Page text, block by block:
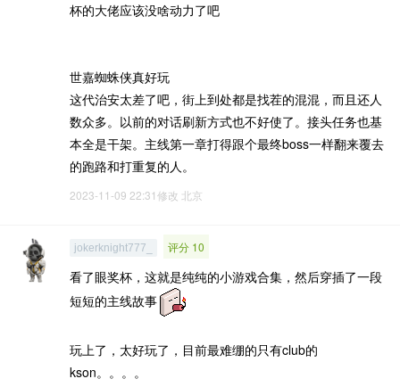
杯的大佬应该没啥动力了吧
世嘉蜘蛛侠真好玩
这代治安太差了吧，街上到处都是找茬的混混，而且还人
数众多。以前的对话刷新方式也不好使了。接头任务也基
本全是干架。主线第一章打得跟个最终boss一样翻来覆去
的跑路和打重复的人。
2023-11-09 22:31修改 北京
jokerknight777_ 评分 10
看了眼奖杯，这就是纯纯的小游戏合集，然后穿插了一段
短短的主线故事
玩上了，太好玩了，目前最难绷的只有club的
kson。。。。